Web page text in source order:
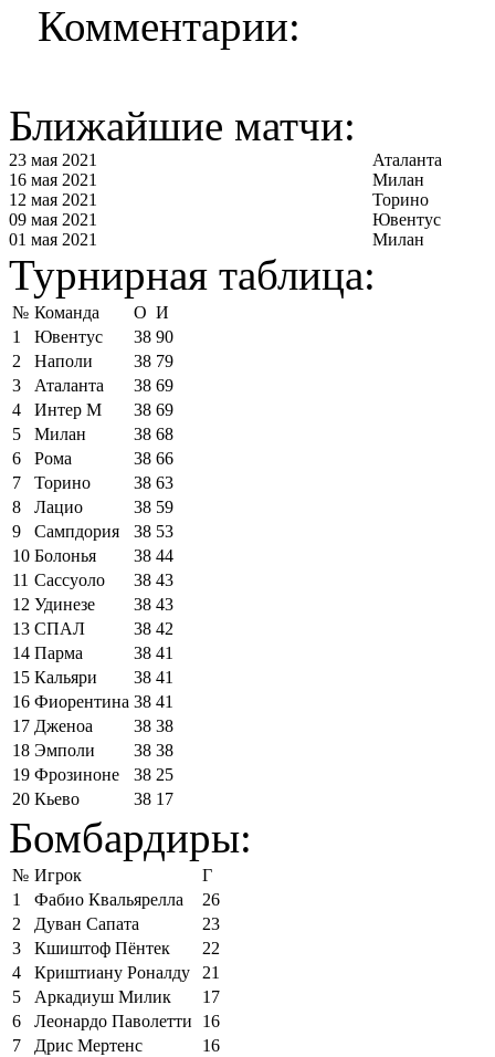
Комментарии:
Ближайшие матчи:
23 мая 2021
Аталанта
16 мая 2021
Милан
12 мая 2021
Торино
09 мая 2021
Ювентус
01 мая 2021
Милан
Турнирная таблица:
№ Команда О И
1
Ювентус 38 90
2
Наполи 38 79
3
Аталанта 38 69
4
Интер М 38 69
5
Милан 38 68
6
Рома 38 66
7
Торино 38 63
8
Лацио 38 59
9
Сампдория 38 53
10 Болонья 38 44
11 Сассуоло 38 43
12 Удинезе 38 43
13 СПАЛ 38 42
14 Парма 38 41
15 Кальяри 38 41
16 Фиорентина 38 41
17 Дженоа 38 38
18 Эмполи 38 38
19 Фрозиноне 38 25
20 Кьево 38 17
Бомбардиры:
№ Игрок
Г
1
Фабио Квальярелла
26
2
Дуван Сапата
23
3
Кшиштоф Пёнтек
22
4
Криштиану Роналду
21
5
Аркадиуш Милик
17
6
Леонардо Паволетти
16
7
Дрис Мертенс
16